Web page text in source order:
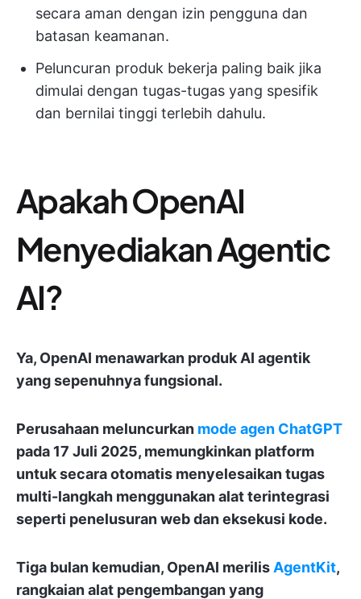
secara aman dengan izin pengguna dan
batasan keamanan.
Peluncuran produk bekerja paling baik jika
dimulai dengan tugas-tugas yang spesifik
dan bernilai tinggi terlebih dahulu.
Apakah OpenAI
Menyediakan Agentic
AI?
Ya, OpenAI menawarkan produk AI agentik
yang sepenuhnya fungsional.
Perusahaan meluncurkan mode agen ChatGPT
pada 17 Juli 2025, memungkinkan platform
untuk secara otomatis menyelesaikan tugas
multi-langkah menggunakan alat terintegrasi
seperti penelusuran web dan eksekusi kode.
Tiga bulan kemudian, OpenAI merilis AgentKit,
rangkaian alat pengembangan yang